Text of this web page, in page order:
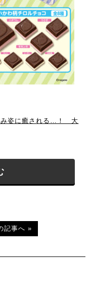
み姿に癒される…！ 大
記事へ »